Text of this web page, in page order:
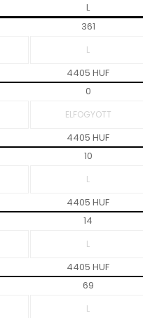
L
361
4405 HUF
0
4405 HUF
10
4405 HUF
14
4405 HUF
69